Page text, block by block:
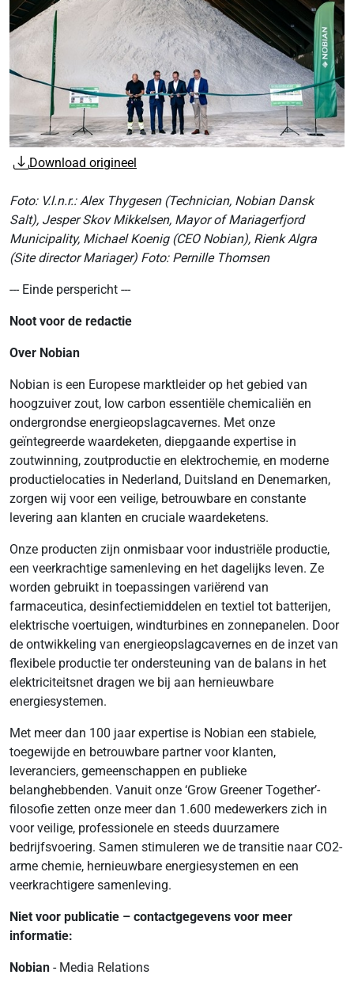
Download origineel
Foto: V.l.n.r.: Alex Thygesen (Technician, Nobian Dansk
Salt), Jesper Skov Mikkelsen, Mayor of Mariagerfjord
Municipality, Michael Koenig (CEO Nobian), Rienk Algra
(Site director Mariager) Foto: Pernille Thomsen
--- Einde perspericht ---
Noot voor de redactie
Over Nobian
Nobian is een Europese marktleider op het gebied van
hoogzuiver zout, low carbon essentiële chemicaliën en
ondergrondse energieopslagcavernes. Met onze
geïntegreerde waardeketen, diepgaande expertise in
zoutwinning, zoutproductie en elektrochemie, en moderne
productielocaties in Nederland, Duitsland en Denemarken,
zorgen wij voor een veilige, betrouwbare en constante
levering aan klanten en cruciale waardeketens.
Onze producten zijn onmisbaar voor industriële productie,
een veerkrachtige samenleving en het dagelijks leven. Ze
worden gebruikt in toepassingen variërend van
farmaceutica, desinfectiemiddelen en textiel tot batterijen,
elektrische voertuigen, windturbines en zonnepanelen. Door
de ontwikkeling van energieopslagcavernes en de inzet van
flexibele productie ter ondersteuning van de balans in het
elektriciteitsnet dragen we bij aan hernieuwbare
energiesystemen.
Met meer dan 100 jaar expertise is Nobian een stabiele,
toegewijde en betrouwbare partner voor klanten,
leveranciers, gemeenschappen en publieke
belanghebbenden. Vanuit onze ‘Grow Greener Together’-
filosofie zetten onze meer dan 1.600 medewerkers zich in
voor veilige, professionele en steeds duurzamere
bedrijfsvoering. Samen stimuleren we de transitie naar CO2-
arme chemie, hernieuwbare energiesystemen en een
veerkrachtigere samenleving.
Niet voor publicatie – contactgegevens voor meer
informatie:
Nobian - Media Relations